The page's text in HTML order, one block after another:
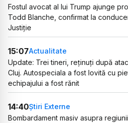
Fostul avocat al lui Trump ajunge
Todd Blanche, confirmat la
Justiție
15:07Actualitate
Update: Trei tineri, reținuți după
Cluj. Autospeciala a fost lovită cu
echipajului a fost rănit
14:40Știri Externe
Bombardament masiv asupra